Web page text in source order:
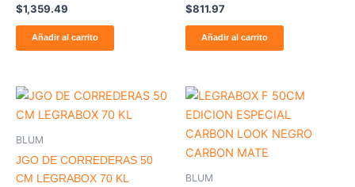
Valorado
con
0
$1,359.49
Añadir al carrito
Valorado
con
0
$811.97
Añadir al carrito
BLUM
JGO DE CORREDERAS 50
CM LEGRABOX 70 KL
BLUM